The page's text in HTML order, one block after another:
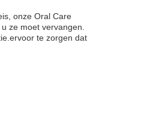
onze Oral Care
ze moet vervangen.
te zorgen dat